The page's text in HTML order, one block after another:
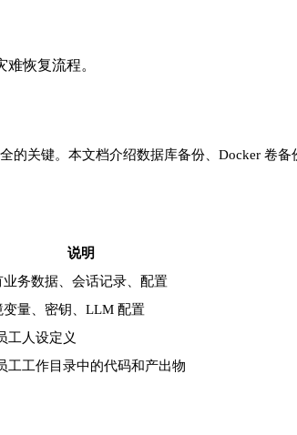
恢复流程。
的关键。本文档介绍数据库备份、Docker 卷备
说明
业务数据、会话记录、配置
变量、密钥、LLM 配置
工人设定义
工工作目录中的代码和产出物